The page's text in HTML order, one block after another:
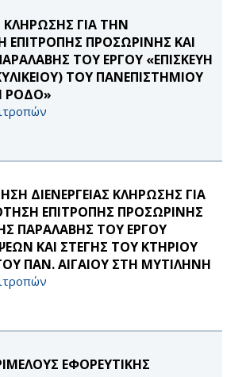
ΚΛΗΡΩΣΗΣ ΓΙΑ ΤΗΝ
ΕΠΙΤΡΟΠΗΣ ΠΡΟΣΩΡΙΝΗΣ ΚΑΙ
ΤΟΥ ΕΡΓΟΥ «ΕΠΙΣΚΕΥΗ
ΤΟΥ ΠΑΝΕΠΙΣΤΗΜΙΟΥ
ΡΟΔΟ»
ΔΙΕΝΕΡΓΕΙΑΣ ΚΛΗΡΩΣΗΣ ΓΙΑ
ΕΠΙΤΡΟΠΗΣ ΠΡΟΣΩΡΙΝΗΣ
ΠΑΡΑΛΑΒΗΣ ΤΟΥ ΕΡΓΟΥ
ΚΑΙ ΣΤΕΓΗΣ ΤΟΥ ΚΤΗΡΙΟΥ
ΠΑΝ. ΑΙΓΑΙΟΥ ΣΤΗ ΜΥΤΙΛΗΝΗ
ΕΦΟΡΕΥΤΙΚΗΣ